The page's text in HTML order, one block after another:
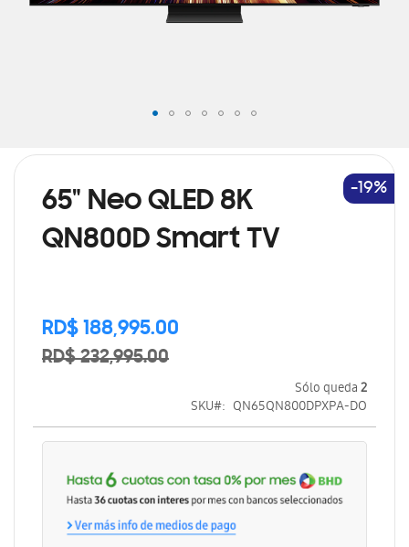
65" Neo QLED 8K
QN800D Smart TV
Precio
especial
RD$ 188,995.00
RD$ 232,995.00
-19%
Sólo queda2
SKU
QN65QN800DPXPA-DO
comienzo
galería